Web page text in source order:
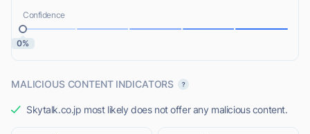
Confidence
0%
MALICIOUS CONTENT INDICATORS
Skytalk.co.jp most likely does not offer any malicious content.